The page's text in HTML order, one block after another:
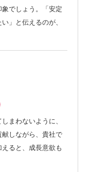
でしょう。「安定
」と伝えるのが、
まわないように、
しながら、貴社で
ると、成長意欲も